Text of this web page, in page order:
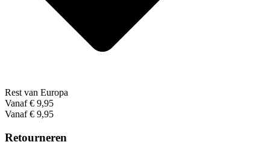
Rest van Europa
Vanaf € 9,95
Vanaf € 9,95
Retourneren